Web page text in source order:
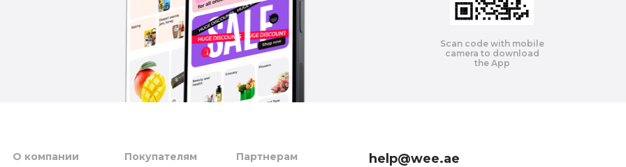
Scan code with mobile
camera to download
the App
О компании Покупателям Партнерам help@wee.ae